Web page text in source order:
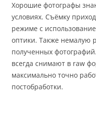
Хорошие фотографы
условиях. Съёмку
режиме с
оптики. Также немалую
полученных
всегда снимают в raw
максимально точно
постобработки.